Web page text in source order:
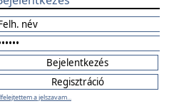
a jelszavam...